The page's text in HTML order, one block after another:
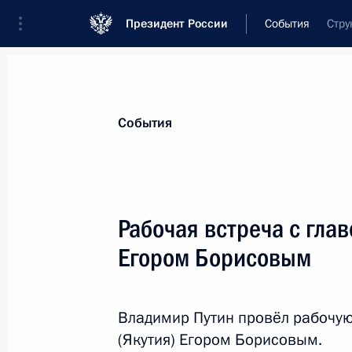
Президент России События
Новости
Послания Федеральному Собранию
Заявления по важнейшим вопросам
Речи и обращения
События
Рабочая встреча с
Егором Борисовым
Владимир Путин провёл
(Якутия) Егором Борисовым.